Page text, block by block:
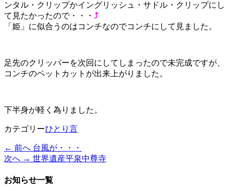
ンタル・クリップかイングリッシュ・サドル・クリップにし
て見たかったので・・・ ⤴
「姫」に似合うのはコンチなのでコンチにして見ました。
足先のクリッパーを次回にしてしまったので未完成ですが、
コンチのペットカットが出来上がりました。
下半身が軽く為りました。
カテゴリーひとり言
投
稿
ナ
← 前へ 過
去
投
台風が・・・
次へ → 次
投
世界遺産平泉中尊寺
お知らせ一覧